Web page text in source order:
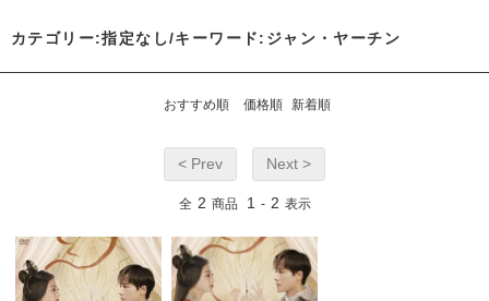
カテゴリー:指定なし/キーワード:ジャン・ヤーチン
おすすめ順 価格順 新着順
< Prev Next >
全 2 商品 1 - 2 表示